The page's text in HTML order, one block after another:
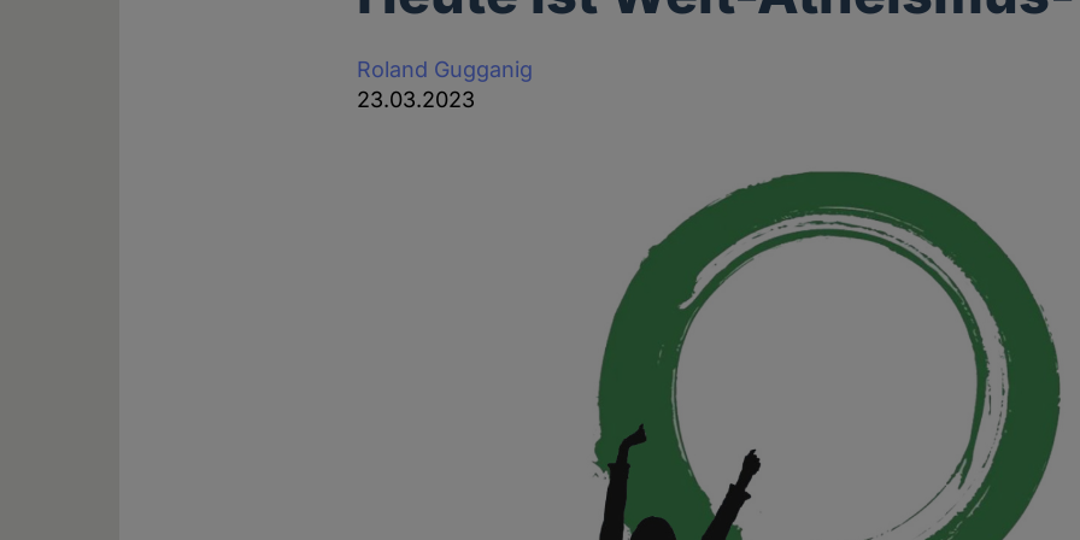
Roland Gugganig
23.03.2023